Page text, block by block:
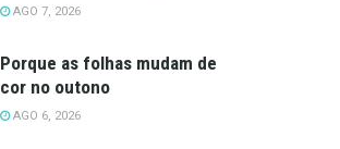
AGO 7, 2026
Porque as folhas mudam de
cor no outono
AGO 6, 2026